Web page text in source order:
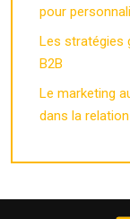
pour
Les stratégies
B2B
Le marketing
dans la